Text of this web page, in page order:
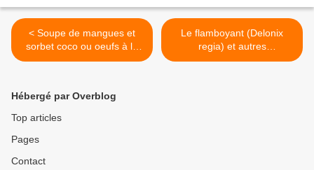
< Soupe de mangues et
sorbet coco ou oeufs à la
Basquaise ?
Le flamboyant (Delonix
regia) et autres
Caesalpinaceae >
Hébergé par Overblog
Top articles
Pages
Contact